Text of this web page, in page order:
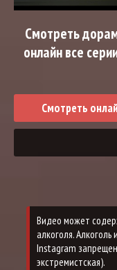
Смотреть
онлайн все
Смотреть
Видео может
алкоголя.
Instagram
экстремистская).